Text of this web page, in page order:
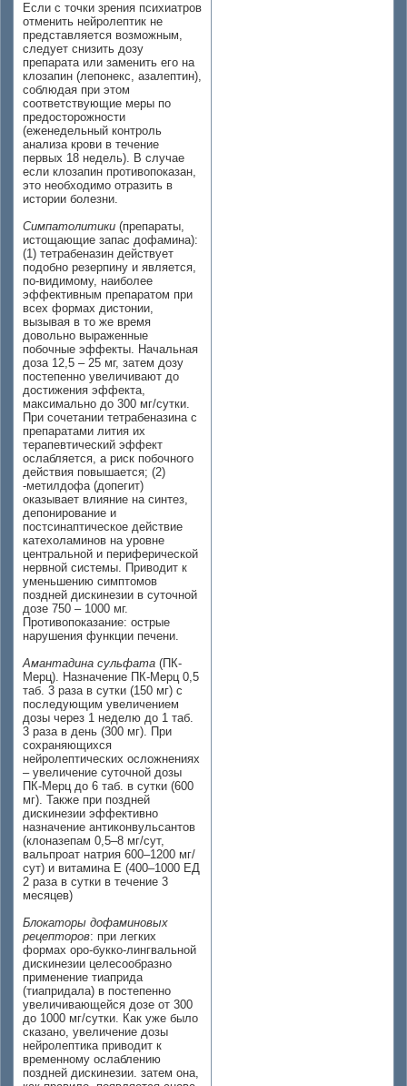
Если с точки зрения психиатров
отменить нейролептик не
представляется возможным,
следует снизить дозу
препарата или заменить его на
клозапин (лепонекс, азалептин),
соблюдая при этом
соответствующие меры по
предосторожности
(еженедельный контроль
анализа крови в течение
первых 18 недель). В случае
если клозапин противопоказан,
это необходимо отразить в
истории болезни.
Симпатолитики (препараты,
истощающие запас дофамина):
(1) тетрабеназин действует
подобно резерпину и является,
по-видимому, наиболее
эффективным препаратом при
всех формах дистонии,
вызывая в то же время
довольно выраженные
побочные эффекты. Начальная
доза 12,5 – 25 мг, затем дозу
постепенно увеличивают до
достижения эффекта,
максимально до 300 мг/сутки.
При сочетании тетрабеназина с
препаратами лития их
терапевтический эффект
ослабляется, а риск побочного
действия повышается; (2)
-метилдофа (допегит)
оказывает влияние на синтез,
депонирование и
постсинаптическое действие
катехоламинов на уровне
центральной и периферической
нервной системы. Приводит к
уменьшению симптомов
поздней дискинезии в суточной
дозе 750 – 1000 мг.
Противопоказание: острые
нарушения функции печени.
Амантадина сульфата (ПК-
Мерц). Назначение ПК-Мерц 0,5
таб. 3 раза в сутки (150 мг) с
последующим увеличением
дозы через 1 неделю до 1 таб.
3 раза в день (300 мг). При
сохраняющихся
нейролептических осложнениях
– увеличение суточной дозы
ПК-Мерц до 6 таб. в сутки (600
мг). Также при поздней
дискинезии эффективно
назначение антиконвульсантов
(клоназепам 0,5–8 мг/сут,
вальпроат натрия 600–1200 мг/
сут) и витамина Е (400–1000 ЕД
2 раза в сутки в течение 3
месяцев)
Блокаторы дофаминовых
рецепторов: при легких
формах оро-букко-лингвальной
дискинезии целесообразно
применение тиаприда
(тиапридала) в постепенно
увеличивающейся дозе от 300
до 1000 мг/сутки. Как уже было
сказано, увеличение дозы
нейролептика приводит к
временному ослаблению
поздней дискинезии. затем она,